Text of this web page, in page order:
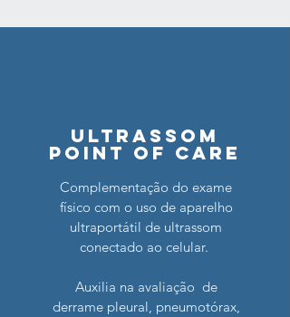
Ultrassom
Point of Care
Complementação do exame
físico com o uso de aparelho
ultraportátil de ultrassom
conectado ao celular.
Auxilia na avaliação de
derrame pleural, pneumotórax,